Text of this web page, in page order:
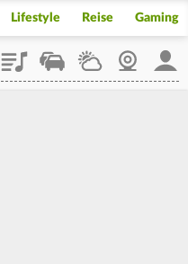
Lifestyle Reise Gaming
PlaylistStaupilotWetterWebcam